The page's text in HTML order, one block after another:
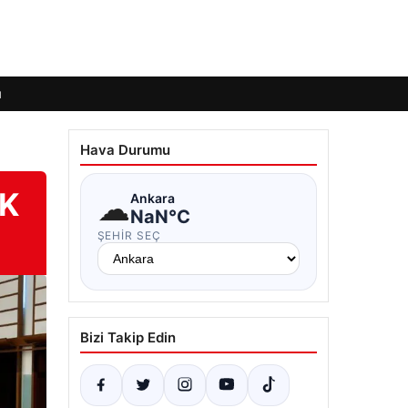
Hava Durumu
☁Ankara
NaN°C
ŞEHIR SEÇ
Bizi Takip Edin